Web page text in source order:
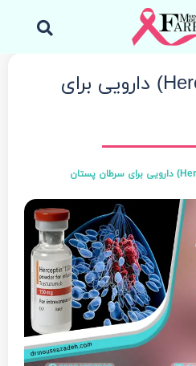
هرسپتین (Herceptin) دارویی برای